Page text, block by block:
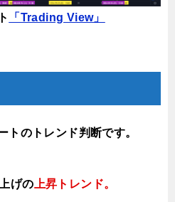
「Trading View」
トのトレンド判断です。
げの 上昇トレンド。